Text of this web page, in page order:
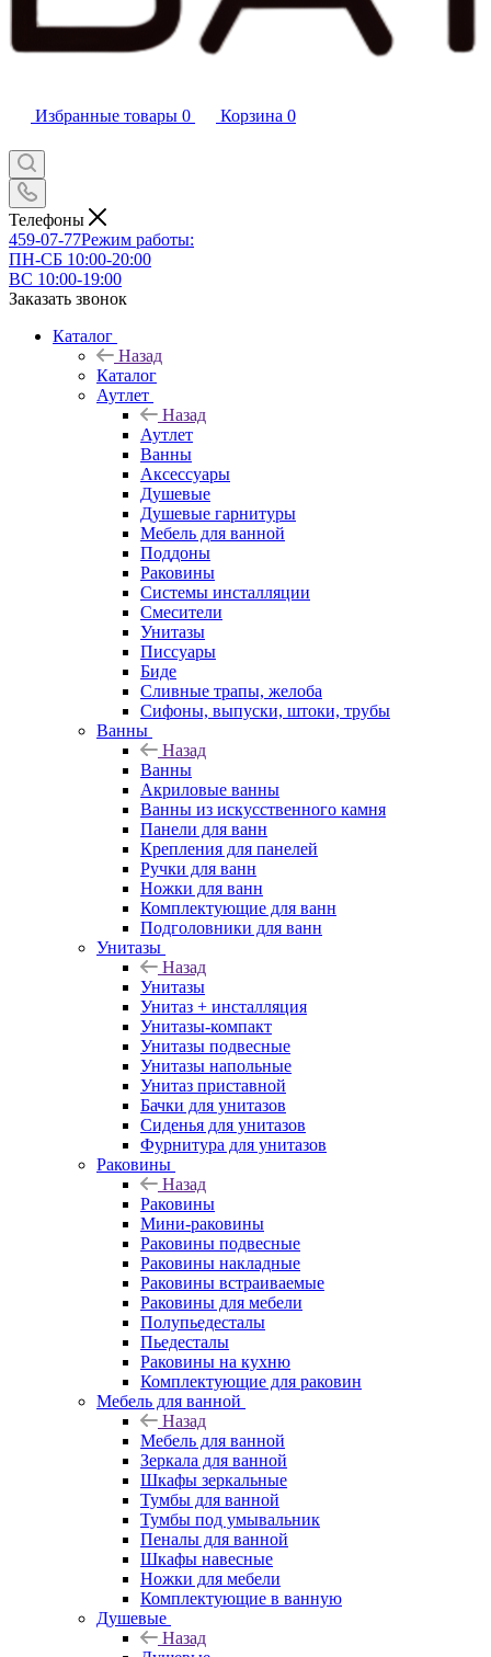
Избранные товары 0 Корзина 0
Телефоны
459-07-77Режим работы:
ПН-СБ 10:00-20:00
ВС 10:00-19:00
Заказать звонок
Каталог
Назад
Каталог
Аутлет
Назад
Аутлет
Ванны
Аксессуары
Душевые
Душевые гарнитуры
Мебель для ванной
Поддоны
Раковины
Системы инсталляции
Смесители
Унитазы
Писсуары
Биде
Сливные трапы, желоба
Сифоны, выпуски, штоки, трубы
Ванны
Назад
Ванны
Акриловые ванны
Ванны из искусственного камня
Панели для ванн
Крепления для панелей
Ручки для ванн
Ножки для ванн
Комплектующие для ванн
Подголовники для ванн
Унитазы
Назад
Унитазы
Унитаз + инсталляция
Унитазы-компакт
Унитазы подвесные
Унитазы напольные
Унитаз приставной
Бачки для унитазов
Сиденья для унитазов
Фурнитура для унитазов
Раковины
Назад
Раковины
Мини-раковины
Раковины подвесные
Раковины накладные
Раковины встраиваемые
Раковины для мебели
Полупьедесталы
Пьедесталы
Раковины на кухню
Комплектующие для раковин
Мебель для ванной
Назад
Мебель для ванной
Зеркала для ванной
Шкафы зеркальные
Тумбы для ванной
Тумбы под умывальник
Пеналы для ванной
Шкафы навесные
Ножки для мебели
Комплектующие в ванную
Душевые
Назад